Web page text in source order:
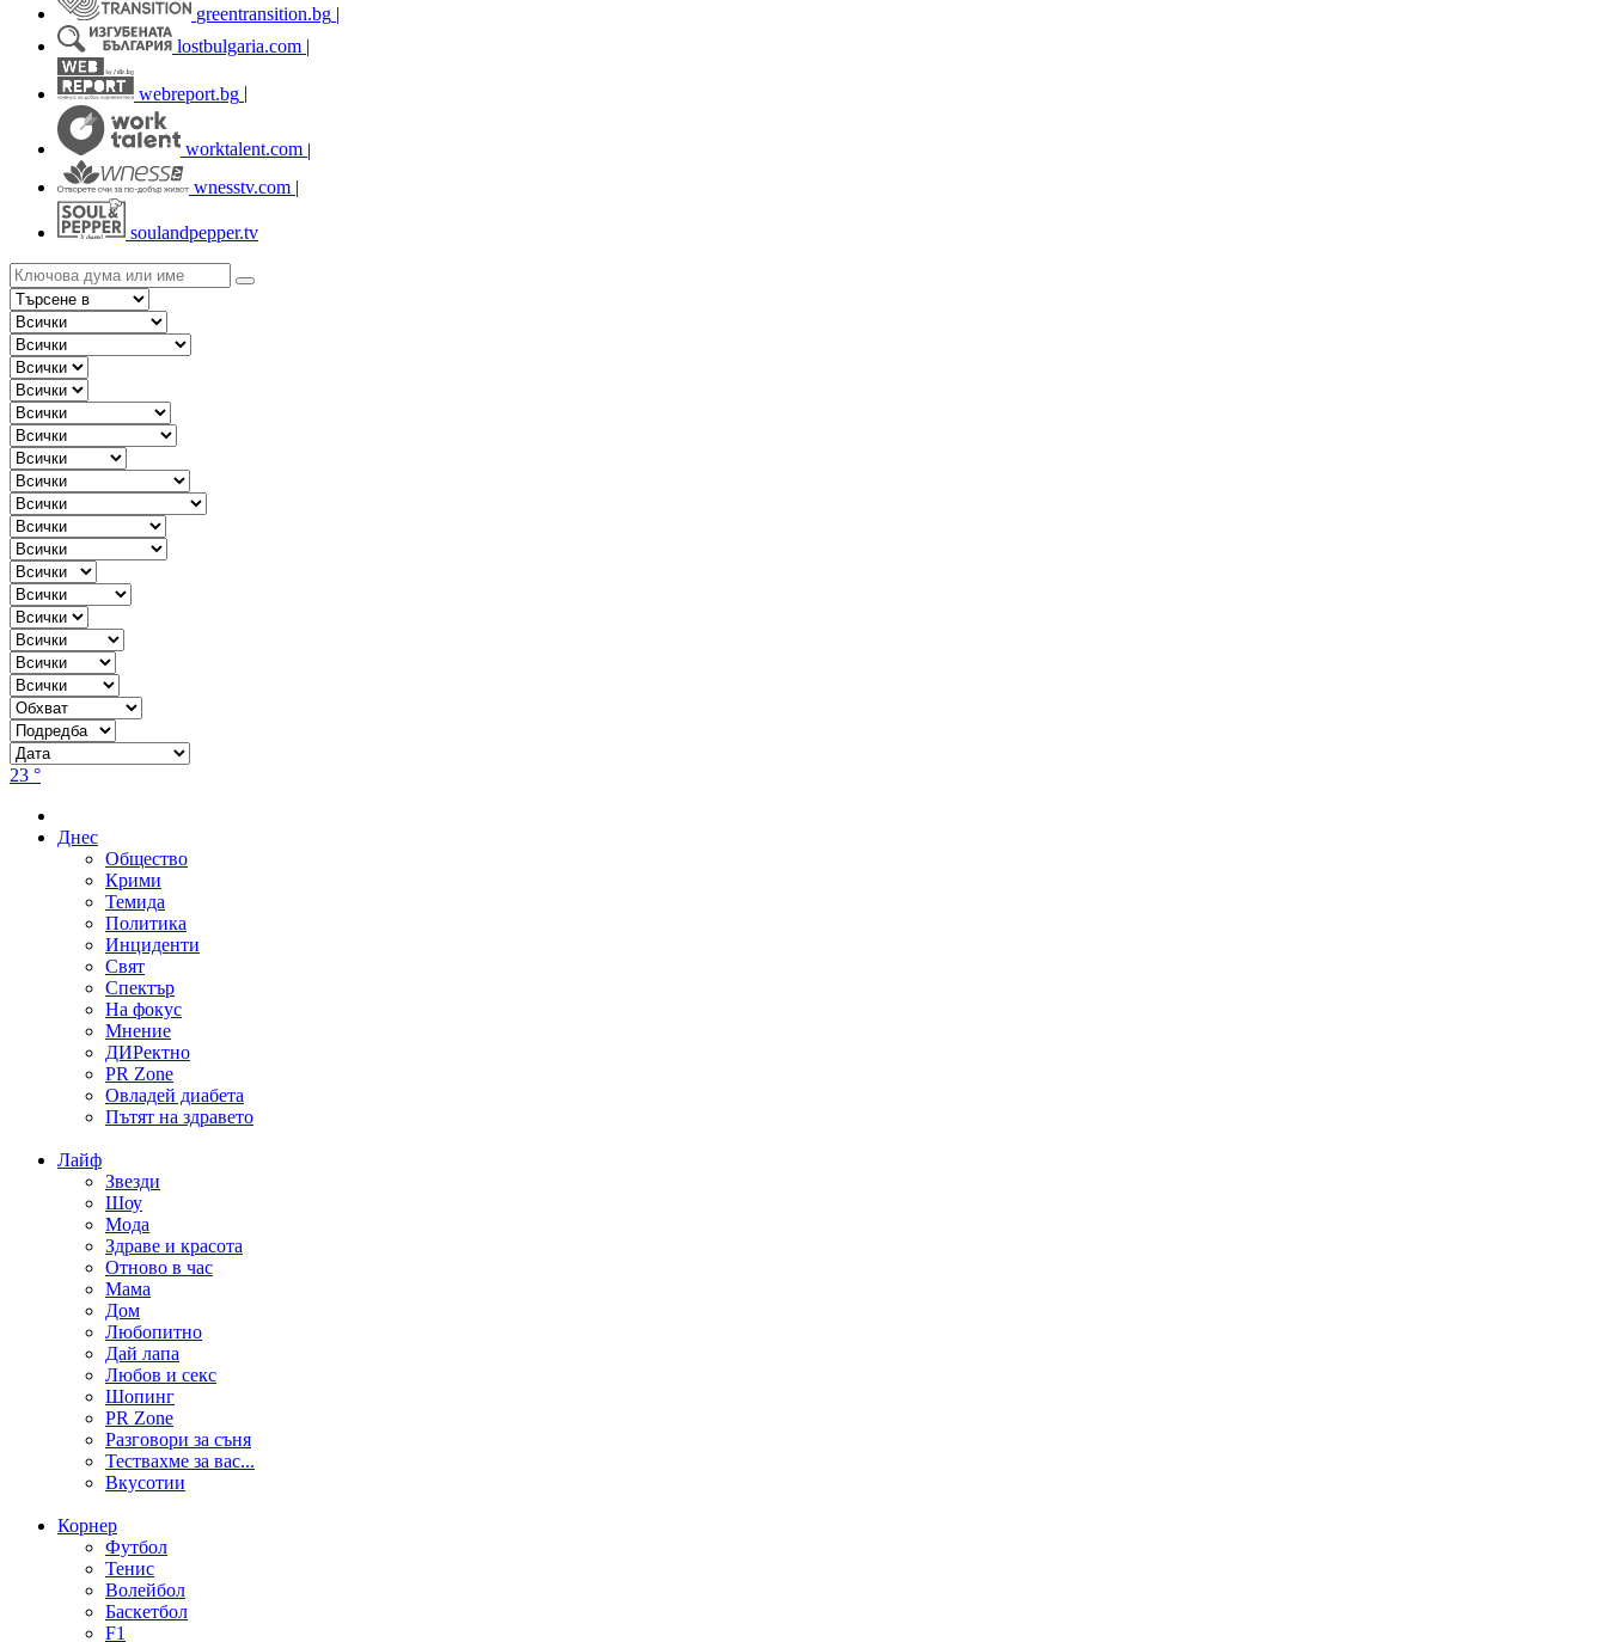
greentransition.bg |
lostbulgaria.com |
webreport.bg
worktalent.com |
wnesstv.com |
soulandpepper.tv
23 °
Днес
Общество
Крими
Темида
Политика
Инциденти
Свят
Спектър
На фокус
Мнение
ДИРектно
PR Zone
Овладей диабета
Пътят на здравето
Лайф
Звезди
Шоу
Мода
Здраве и красота
Отново в час
Мама
Дом
Любопитно
Дай лапа
Любов и секс
Шопинг
PR Zone
Разговори за съня
Тествахме за вас...
Вкусотии
Корнер
Футбол
Тенис
Волейбол
Баскетбол
F1